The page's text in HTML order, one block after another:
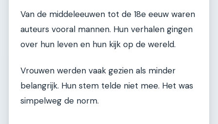
Van de middeleeuwen tot de 18e eeuw waren
auteurs vooral mannen. Hun verhalen gingen
over hun leven en hun kijk op de wereld.
Vrouwen werden vaak gezien als minder
belangrijk. Hun stem telde niet mee. Het was
simpelweg de norm.